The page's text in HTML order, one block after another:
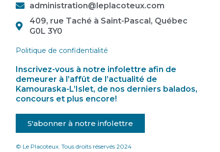
administration@leplacoteux.com
409, rue Taché à Saint-Pascal, Québec
G0L 3Y0
Politique de confidentialité
Inscrivez-vous à notre infolettre afin de
demeurer à l’affût de l’actualité de
Kamouraska-L’Islet, de nos derniers balados,
concours et plus encore!
S'abonner à notre infolettre
© Le Placoteux. Tous droits réservés 2024